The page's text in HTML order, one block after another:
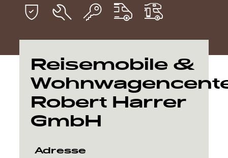
Nos concessionnaires
Service
Reisemobile &
Robert Harrer
GmbH
Adresse